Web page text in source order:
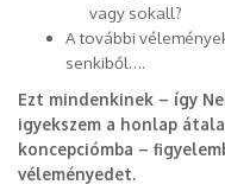
vagy sokall?
A további
senkiből….
Ezt mindenkinek – így
igyekszem a honlap
koncepciómba –
véleményedet.